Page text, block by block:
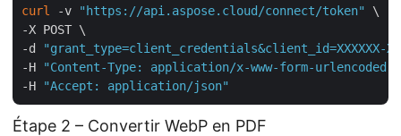
curl -v "https://api.aspose.cloud/connect/token"
\
-X POST \
-d
"grant_type=client_credentials&client_id=XXXXXX-
-H
"Content-Type: application/x-www-form-urlencoded"
-H
"Accept: application/json"
Étape 2 – Convertir WebP en PDF